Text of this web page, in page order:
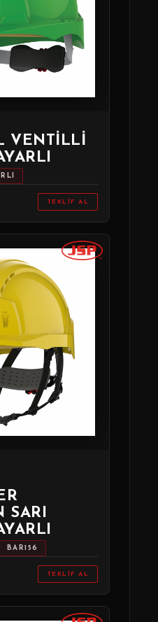
VENTILLI
TEKLIF AL
SARI
BAR156
TEKLIF AL